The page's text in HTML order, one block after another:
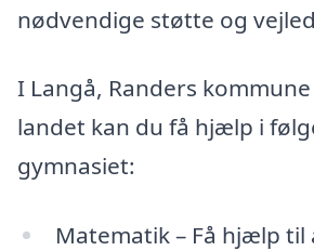
nødvendige støtte og
I Langå, Randers
landet kan du få hjælp i
gymnasiet:
Matematik – Få hjælp til